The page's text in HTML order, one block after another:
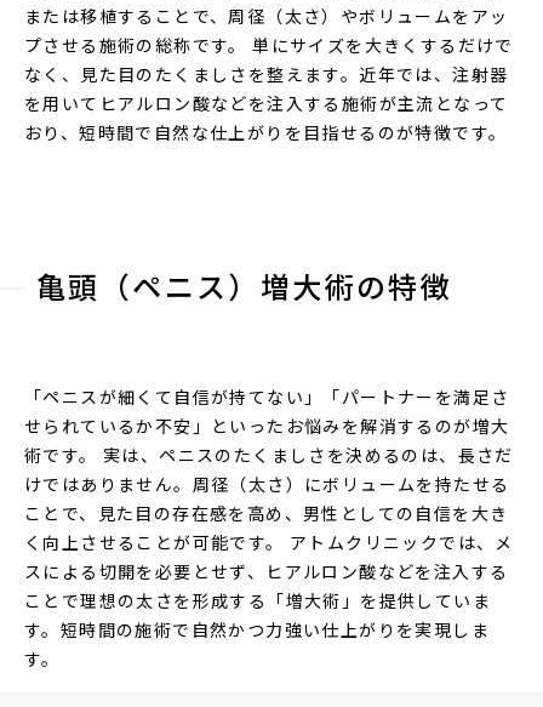
または移植することで、周径（太さ）やボリュームをアッ
プさせる施術の総称です。 単にサイズを大きくするだけで
なく、見た目のたくましさを整えます。近年では、注射器
を用いてヒアルロン酸などを注入する施術が主流となって
おり、短時間で自然な仕上がりを目指せるのが特徴です。
亀頭（ペニス）増大術の特徴
「ペニスが細くて自信が持てない」「パートナーを満足さ
せられているか不安」といったお悩みを解消するのが増大
術です。 実は、ペニスのたくましさを決めるのは、長さだ
けではありません。周径（太さ）にボリュームを持たせる
ことで、見た目の存在感を高め、男性としての自信を大き
く向上させることが可能です。 アトムクリニックでは、メ
スによる切開を必要とせず、ヒアルロン酸などを注入する
ことで理想の太さを形成する「増大術」を提供していま
す。短時間の施術で自然かつ力強い仕上がりを実現しま
す。